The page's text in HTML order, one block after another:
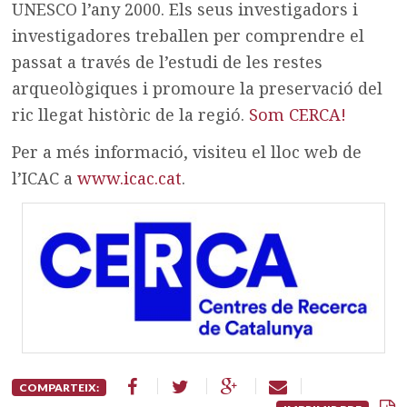
UNESCO l’any 2000. Els seus investigadors i
investigadores treballen per comprendre el
passat a través de l’estudi de les restes
arqueològiques i promoure la preservació del
ric llegat històric de la regió. Som CERCA!
Per a més informació, visiteu el lloc web de
l’ICAC awww.icac.cat.
COMPARTEIX: